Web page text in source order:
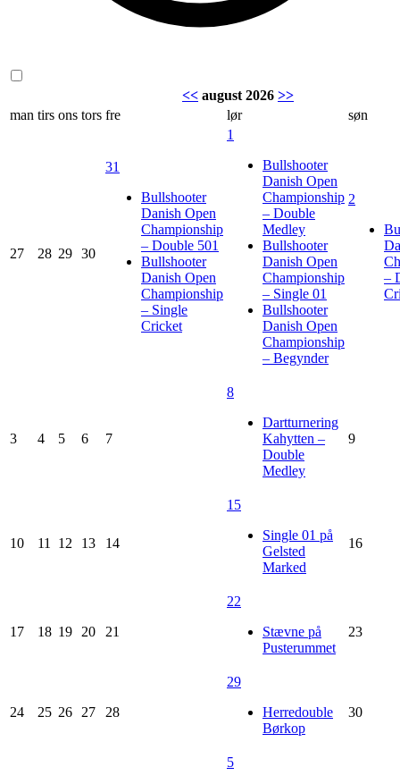
<< august 2026 >>
man tirs ons tors fre lør søn
27 28 29 30
31
Bullshooter
Danish Open
Championship
– Double 501
Bullshooter
Danish Open
Championship
– Single
Cricket
1
Bullshooter
Danish Open
Championship
– Double
Medley
Bullshooter
Danish Open
Championship
– Single 01
Bullshooter
Danish Open
Championship
– Begynder
2
–
3 4 5 6 7
8
Dartturnering
Kahytten –
Double
Medley
9
10 11 12 13 14
15
Single 01 på
Gelsted
Marked
16
17 18 19 20 21
22
Stævne på
Pusterummet
23
24 25 26 27 28
29
Herredouble
Børkop
30
5